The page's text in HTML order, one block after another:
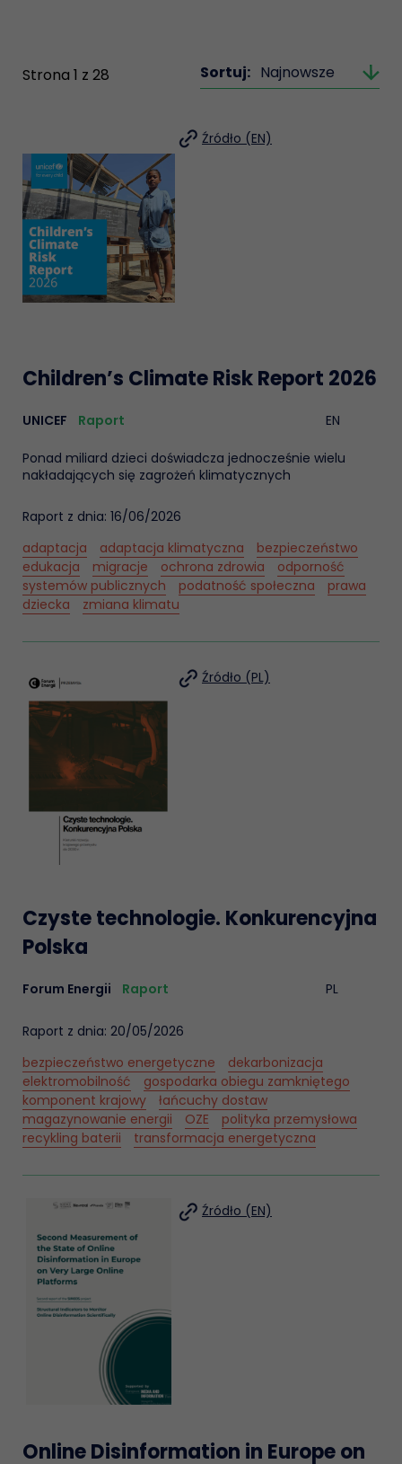
Strona 1 z 28 Sortuj: Najnowsze
Źródło (EN)
Children’s Climate Risk Report 2026
UNICEF Raport EN
Ponad miliard dzieci doświadcza jednocześnie wielu
nakładających się zagrożeń klimatycznych
Raport z dnia: 16/06/2026
adaptacja
adaptacja klimatyczna
bezpieczeństwo
edukacja
migracje ochrona zdrowia
odporność
systemów publicznych
podatność społeczna
prawa
dziecka
zmiana klimatu
Źródło (PL)
Czyste technologie. Konkurencyjna
Polska
Forum Energii Raport PL
Raport z dnia: 20/05/2026
bezpieczeństwo energetyczne
dekarbonizacja
elektromobilność
gospodarka obiegu zamkniętego
komponent krajowy
łańcuchy dostaw
magazynowanie energii
OZE
polityka przemysłowa
recykling baterii
transformacja energetyczna
Źródło (EN)
Online Disinformation in Europe on